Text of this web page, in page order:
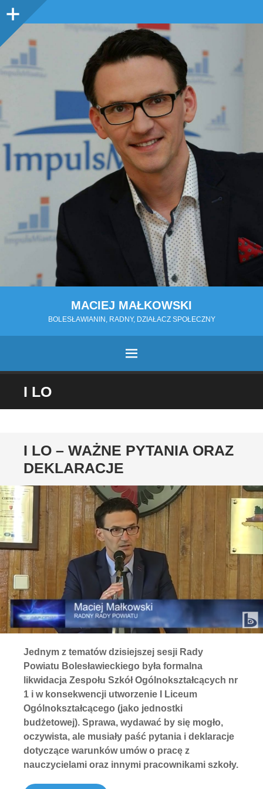
Panel
MACIEJ MAŁKOWSKI
BOLESŁAWIANIN, RADNY, DZIAŁACZ SPOŁECZNY
MENU
PRZESKOCZ
I LO
I LO – WAŻNE PYTANIA ORAZ
DEKLARACJE
Jednym z tematów dzisiejszej sesji Rady
Powiatu Bolesławieckiego była formalna
likwidacja Zespołu Szkół Ogólnokształcących nr
1 i w konsekwencji utworzenie I Liceum
Ogólnokształcącego (jako jednostki
budżetowej). Sprawa, wydawać by się mogło,
oczywista, ale musiały paść pytania i deklaracje
dotyczące warunków umów o pracę z
nauczycielami oraz innymi pracownikami szkoły.